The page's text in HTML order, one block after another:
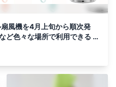
風機を4月上旬から順次発
ど色々な場所で利用できる 扇